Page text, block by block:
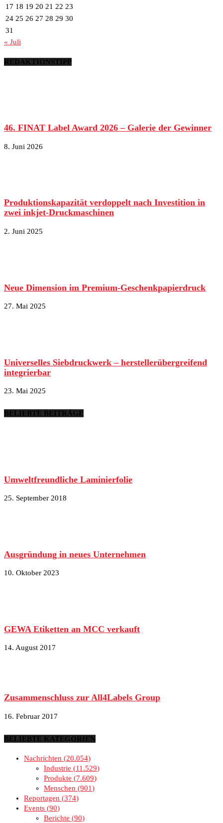
17 18 19 20 21 22 23
24 25 26 27 28 29 30
31
« Juli
REDAKTIONSTIPP
46. FINAT Label Award 2026 – Galerie der Gewinner
8. Juni 2026
Produktionskapazität verdoppelt nach Investition in
zwei inkjet-Druckmaschinen
2. Juni 2025
Neue Dimension im Premium-Geschenkpapierdruck
27. Mai 2025
Universelles Siebdruckwerk – herstellerübergreifend
integrierbar
23. Mai 2025
BELIEBTE BEITRÄGE
Umweltfreundliche Laminierfolie
25. September 2018
Ausgründung in neues Unternehmen
10. Oktober 2023
GEWA Etiketten an MCC verkauft
14. August 2017
Zusammenschluss zur All4Labels Group
16. Februar 2017
BELIEBTE KATEGORIEN
Nachrichten
20.054
Industrie
11.529
Produkte
7.609
Menschen
901
Reportagen
374
Events 90
Berichte
90